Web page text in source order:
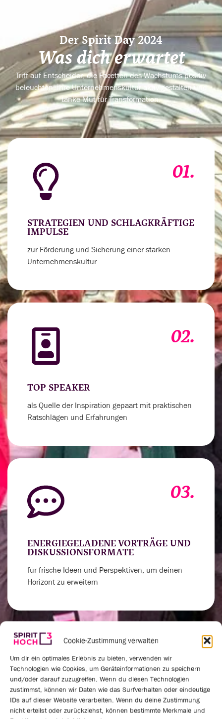
Cookie-Zustimmung verwalten
Um dir ein optimales Erlebnis zu bieten, verwenden wir
Technologien wie Cookies, um Geräteinformationen zu speichern
und/oder darauf zuzugreifen. Wenn du diesen Technologien
zustimmst, können wir Daten wie das Surfverhalten oder eindeutige
IDs auf dieser Website verarbeiten. Wenn du deine Zustimmung
nicht erteilst oder zurückziehst, können bestimmte Merkmale und
Der Spirit Day 2024
Was dich erwartet
Triff auf Entscheider, die Facetten des Wachstums positiv
beleuchten, ihre Unternehmenskultur aktiv gestalten und
tanke Mut für Transformation.
01.
STRATEGIEN UND SCHLAGKRÄFTIGE
IMPULSE
zur Förderung und Sicherung einer starken
Unternehmenskultur
02.
TOP SPEAKER
als Quelle der Inspiration gepaart mit praktischen
Ratschlägen und Erfahrungen
03.
ENERGIEGELADENE VORTRÄGE UND
DISKUSSIONSFORMATE
für frische Ideen und Perspektiven, um deinen
Horizont zu erweitern
04.
VERNETZUNGSRUNDEN UND
PRAXISAUSTAUSCH